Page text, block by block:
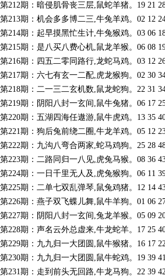
第212期：暗侵肌骨丧三层,鼠蛇羊猪。19 21
第213期：机会多多博二三,牛兔羊鸡。02 12
第214期：起早摸黑忙生计,牛兔猴鸡。03 06
第215期：是八买八费心机,鼠龙羊猴。06 08
第216期：四五二零同路行,龙蛇马鸡。03 12
第217期：六七有玄一二配,虎龙猴狗。02 30
第218期：二一三二玄机数,鼠龙蛇狗。22 31
第219期：阴阳八封一玄间,鼠牛兔猪。06 17
第220期：五湖四海任遨游,鼠牛虎鸡。13 35
第221期：狗后兔前绕二圈,牛龙羊鸡。05 12
第222期：九沟八弯合两家,蛇马鸡狗。25 28
第223期：二路同归一八见,虎兔马猴。08 36
第224期：一日千里无人及,虎兔猴狗。06 11
第225期：二单七双乱弹琴,鼠兔鸡猪。12 14
第226期：燕子双飞蝶儿舞,鼠牛羊狗。01 06
第227期：阴阳八封一玄间,兔龙羊猴。05 09
第228期：声名云外总虚来,牛龙蛇羊。17 25
第229期：九九归一大团圆,鼠牛猴猪。16 17
第230期：九九归一大团圆,鼠牛蛇鸡。19 39
第231期：走到前头无回路,牛龙马狗。22 39